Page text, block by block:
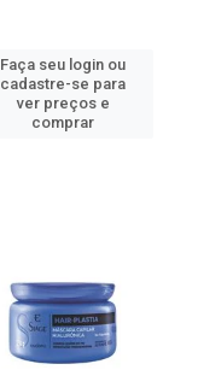
Faça seu login ou
cadastre-se para
ver preços e
comprar